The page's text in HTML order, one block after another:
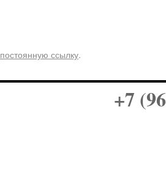
постоянную ссылку.
+7